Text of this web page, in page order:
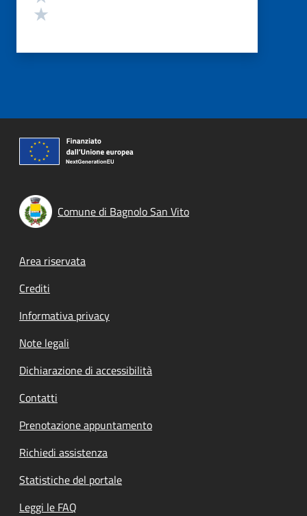
Comune di Bagnolo San Vito
Footer menu
Area riservata
Crediti
Informativa privacy
Note legali
Dichiarazione di accessibilità
Contatti
Prenotazione appuntamento
Richiedi assistenza
Statistiche del portale
Leggi le FAQ